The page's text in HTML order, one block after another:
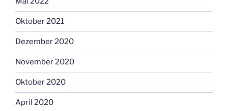
Oktober 2021
Dezember 2020
November 2020
Oktober 2020
April 2020